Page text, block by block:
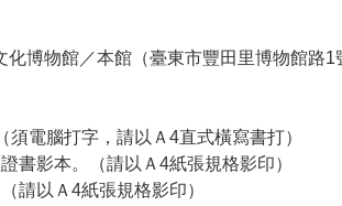
化博物館／本館（臺東市豐田里博物館路1
須電腦打字，請以Ａ4直式橫寫書打）
書影本。（請以Ａ4紙張規格影印）
請以Ａ4紙張規格影印）